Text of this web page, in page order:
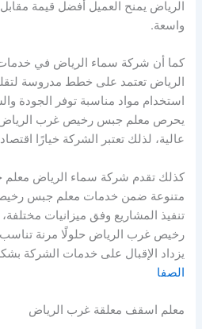
الرياض يمنح العميل أفضل قيمة
واسعة.
كما أن شركة سماء الرياض في
الرياض تعتمد على خطط مدروسة
استخدام مواد مناسبة توفر الجودة
يحرص معلم جبس رخيص غرب الرياض
عالية، لذلك تعتبر الشركة خيارًا
كذلك تقدم شركة سماء الرياض
متنوعة ضمن خدمات معلم جبس
تنفيذ المشاريع وفق ميزانيات
رخيص غرب الرياض حلولًا مرنة تناسب
يزداد الإقبال على خدمات الشركة
الصفا
معلم اسقف معلقة غرب الرياض